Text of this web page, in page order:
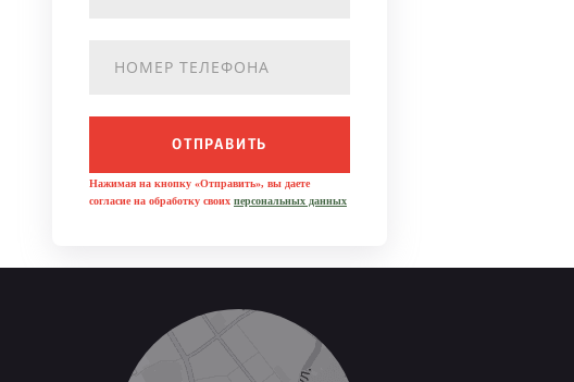
ОТПРАВИТЬ
Нажимая на кнопку «Отправить», вы даете
согласие на обработку своих персональных данных